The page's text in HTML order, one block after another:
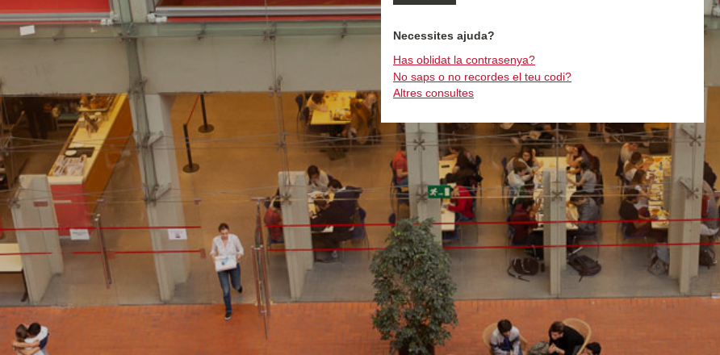
Necessites ajuda?
Has oblidat la contrasenya?
No saps o no recordes el teu codi?
Altres consultes